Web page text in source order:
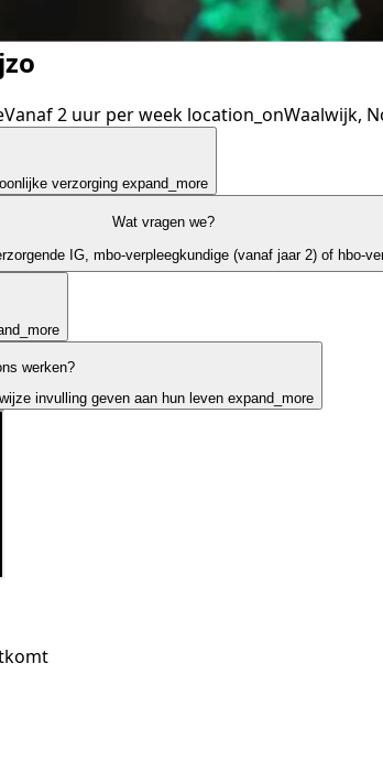
Vanaf 2 uur per week location_onWaalwijk,
verzorging expand_more
Wat vragen we?
IG, mbo-verpleegkundige (vanaf jaar 2) of hbo-
werken?
invulling geven aan hun leven expand_more